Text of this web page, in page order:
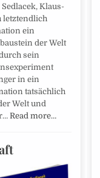
Klaus-
letztendlich
ein
der Welt
sein
in ein
tatsächlich
Welt und
Read more…